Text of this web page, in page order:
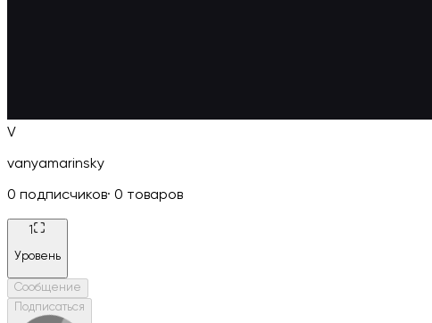
V
vanyamarinsky
0 подписчиков· 0 товаров
1
Уровень
Сообщение
Подписаться